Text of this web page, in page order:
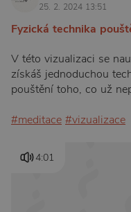
25. 2. 2024 13:51
Fyzická technika
V této vizualizaci se
získáš jednoduchou
pouštění toho, co už
#meditace #vizualizace
4:01